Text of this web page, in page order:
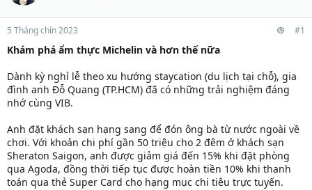
5 Tháng chín 2023 #1
Khám phá ẩm thực Michelin và hơn thế nữa
Dành kỳ nghỉ lễ theo xu hướng staycation (du lịch tại chỗ), gia
đình anh Đỗ Quang (TP.HCM) đã có những trải nghiệm đáng
nhớ cùng VIB.
Anh đặt khách sạn hạng sang để đón ông bà từ nước ngoài về
chơi. Với khoản chi phí gần 50 triệu cho 2 đêm ở khách sạn
Sheraton Saigon, anh được giảm giá đến 15% khi đặt phòng
qua Agoda, đồng thời tiếp tục được hoàn tiền 10% khi thanh
toán qua thẻ Super Card cho hạng mục chi tiêu trực tuyến.